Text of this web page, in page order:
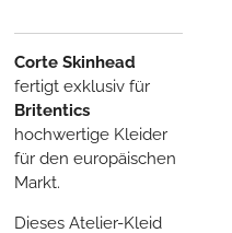
Corte Skinhead
fertigt exklusiv für
Britentics
hochwertige Kleider
für den europäischen
Markt.
Dieses Atelier-Kleid